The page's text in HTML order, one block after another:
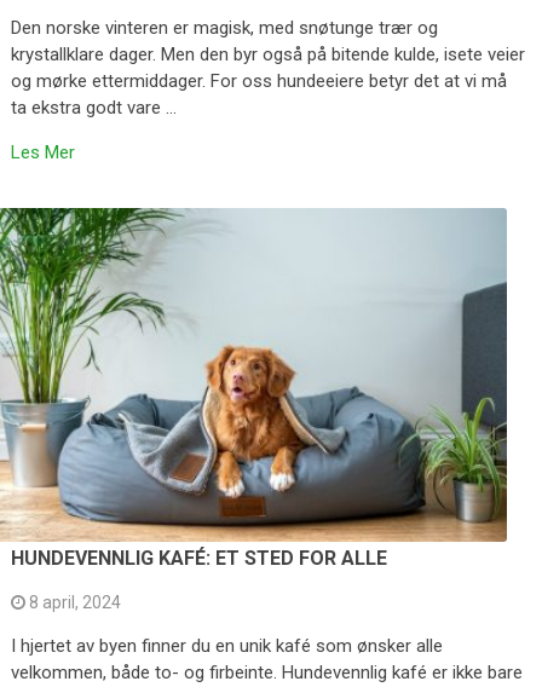
Den norske vinteren er magisk, med snøtunge trær og
krystallklare dager. Men den byr også på bitende kulde, isete veier
og mørke ettermiddager. For oss hundeeiere betyr det at vi må
ta ekstra godt vare …
Les Mer
HUNDEVENNLIG KAFÉ: ET STED FOR ALLE
8 april, 2024
I hjertet av byen finner du en unik kafé som ønsker alle
velkommen, både to- og firbeinte. Hundevennlig kafé er ikke bare